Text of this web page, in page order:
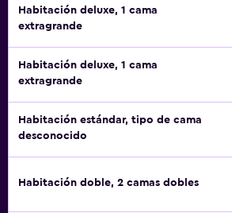
Habitación deluxe, 1 cama
extragrande
Habitación deluxe, 1 cama
extragrande
Habitación estándar, tipo de cama
desconocido
Habitación doble, 2 camas dobles